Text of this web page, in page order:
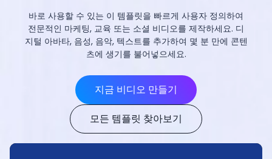
바로 사용할 수 있는 이 템플릿을 빠르게 사용자 정의하여
전문적인 마케팅, 교육 또는 소셜 비디오를 제작하세요. 디
지털 아바타, 음성, 음악, 텍스트를 추가하여 몇 분 만에 콘텐
츠에 생기를 불어넣으세요.
지금 비디오 만들기
모든 템플릿 찾아보기